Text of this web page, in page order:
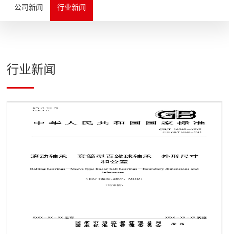
公司新闻 行业新闻
行业新闻